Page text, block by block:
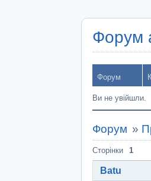
Форум
Форум
Ви не увійшли.
Форум »
Сторінки 1
Batu